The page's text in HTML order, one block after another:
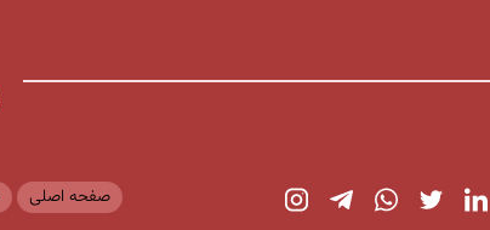
صفحه اصلی